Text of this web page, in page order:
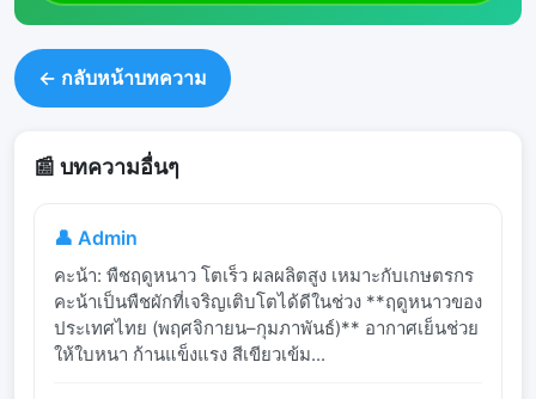
← กลับหน้าบทความ
📰 บทความอื่นๆ
👤 Admin
คะน้า: พืชฤดูหนาว โตเร็ว ผลผลิตสูง เหมาะกับเกษตรกร
คะน้าเป็นพืชผักที่เจริญเติบโตได้ดีในช่วง **ฤดูหนาวของ
ประเทศไทย (พฤศจิกายน–กุมภาพันธ์)** อากาศเย็นช่วย
ให้ใบหนา ก้านแข็งแรง สีเขียวเข้ม...